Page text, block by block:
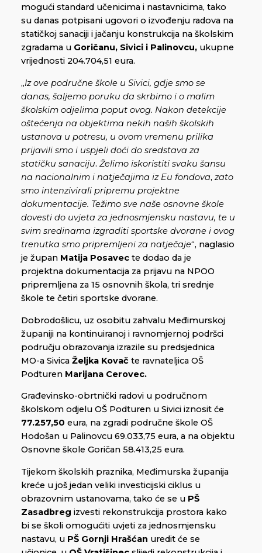
mogući standard učenicima i nastavnicima, tako
su danas potpisani ugovori o izvođenju radova na
statičkoj sanaciji i jačanju konstrukcija na školskim
zgradama u Goričanu, Sivici i Palinovcu, ukupne
vrijednosti 204.704,51 eura.
„Iz ove područne škole u Sivici, gdje smo se
danas, šaljemo poruku da skrbimo i o malim
školskim odjelima poput ovog. Nakon detekcije
oštećenja na objektima nekih naših školskih
ustanova u potresu, u ovom vremenu prilika
prijavili smo i uspjeli doći do sredstava za
statičku sanaciju. Želimo iskoristiti svaku šansu
na nacionalnim i natječajima iz Eu fondova, zato
smo intenzivirali pripremu projektne
dokumentacije. Težimo sve naše osnovne škole
dovesti do uvjeta za jednosmjensku nastavu, te u
svim sredinama izgraditi sportske dvorane i ovog
trenutka smo pripremljeni za natječaje“, naglasio
je župan Matija Posavec te dodao da je
projektna dokumentacija za prijavu na NPOO
pripremljena za 15 osnovnih škola, tri srednje
škole te četiri sportske dvorane.
Dobrodošlicu, uz osobitu zahvalu Međimurskoj
županiji na kontinuiranoj i ravnomjernoj podršci
području obrazovanja izrazile su predsjednica
MO-a Sivica Željka Kovač te ravnateljica OŠ
Podturen Marijana Cerovec.
Građevinsko-obrtnički radovi u područnom
školskom odjelu OŠ Podturen u Sivici iznosit će
77.257,50 eura, na zgradi područne škole OŠ
Hodošan u Palinovcu 69.033,75 eura, a na objektu
Osnovne škole Goričan 58.413,25 eura.
Tijekom školskih praznika, Međimurska županija
kreće u još jedan veliki investicijski ciklus u
obrazovnim ustanovama, tako će se u PŠ
Zasadbreg izvesti rekonstrukcija prostora kako
bi se školi omogućiti uvjeti za jednosmjensku
nastavu, u PŠ Gornji Hrašćan uredit će se